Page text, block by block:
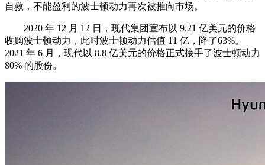
自救，不能盈利的波士顿动力再次被推向市场。
2020 年 12 月 12 日，现代集团宣布以 9.21 亿美元的价格
收购波士顿动力，此时波士顿动力估值 11 亿，降了63%。
2021 年 6 月，现代以 8.8 亿美元的价格正式接手了波士顿动力
80% 的股份。